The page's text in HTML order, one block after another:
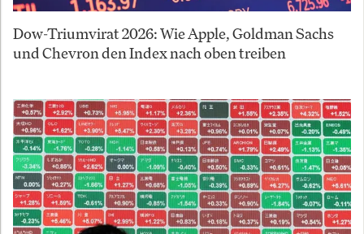
Dow-Triumvirat 2026: Wie Apple, Goldman Sachs
und Chevron den Index nach oben treiben